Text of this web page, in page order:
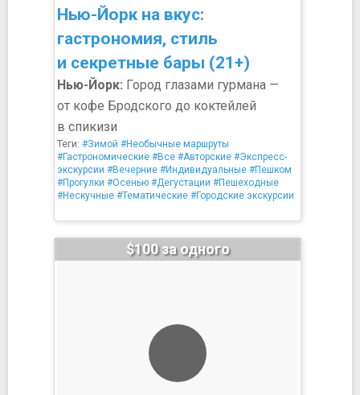
Нью-Йорк на вкус:
гастрономия, стиль
и секретные бары (21+)
Нью-Йорк: Город глазами гурмана —
от кофе Бродского до коктейлей
в спикизи
Теги: #Зимой #Необычные маршруты
#Гастрономические #Все #Авторские #Экспресс-
экскурсии #Вечерние #Индивидуальные #Пешком
#Прогулки #Осенью #Дегустации #Пешеходные
#Нескучные #Тематические #Городские экскурсии
$100 за одного